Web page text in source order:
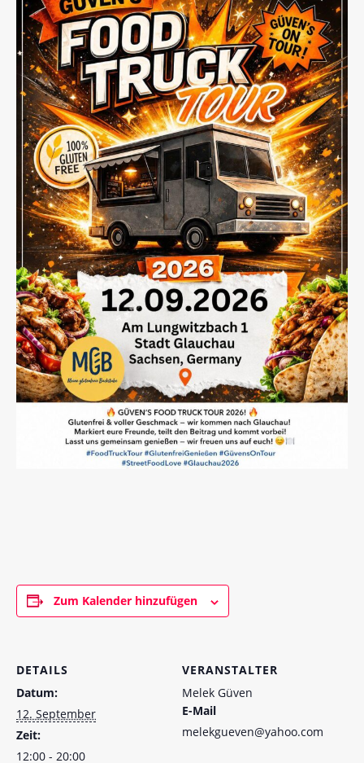
Zum Kalender hinzufügen
DETAILS
Datum:
12. September
Zeit:
12:00 - 20:00
VERANSTALTER
Melek Güven
E-Mail
melekgueven@yahoo.com